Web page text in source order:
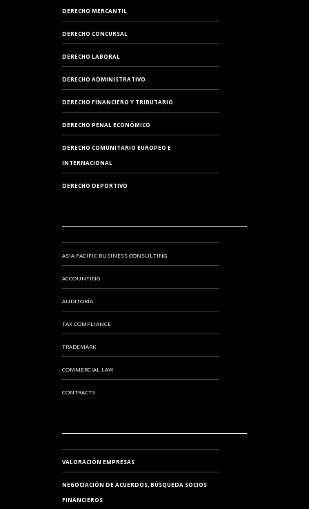
DERECHO MERCANTIL
DERECHO CONCURSAL
DERECHO LABORAL
DERECHO ADMINISTRATIVO
DERECHO FINANCIERO Y TRIBUTARIO
DERECHO PENAL ECONÓMICO
DERECHO COMUNITARIO EUROPEO E
INTERNACIONAL
DERECHO DEPORTIVO
ASIA PACIFIC BUSINESS CONSULTING
ACCOUNTING
AUDITORÍA
TAX COMPLIANCE
TRADEMARK
COMMERCIAL LAW
CONTRACTS
VALORACIÓN EMPRESAS
NEGOCIACIÓN DE ACUERDOS, BÚSQUEDA SOCIOS
FINANCIEROS